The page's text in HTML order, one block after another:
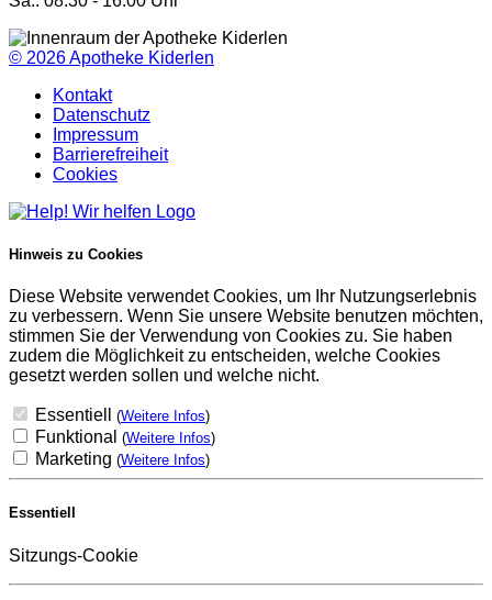
© 2026Apotheke Kiderlen
Kontakt
Datenschutz
Impressum
Barrierefreiheit
Cookies
Hinweis zu Cookies
Diese Website verwendet Cookies, um Ihr Nutzungserlebnis
zu verbessern. Wenn Sie unsere Website benutzen möchten,
stimmen Sie der Verwendung von Cookies zu. Sie haben
zudem die Möglichkeit zu entscheiden, welche Cookies
gesetzt werden sollen und welche nicht.
Essentiell (Weitere Infos)
Funktional (Weitere Infos)
Marketing (Weitere Infos)
Essentiell
Sitzungs-Cookie